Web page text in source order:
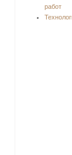
работ